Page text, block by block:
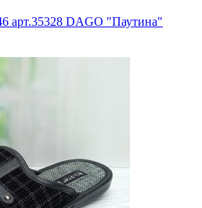
арт.35328 DAGO "Паутина"